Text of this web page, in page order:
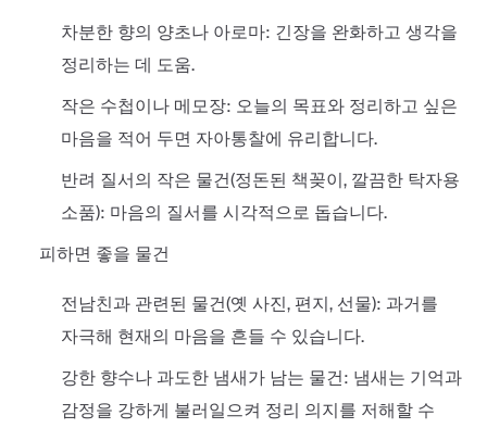
차분한 향의 양초나 아로마: 긴장을 완화하고 생각을
정리하는 데 도움.
작은 수첩이나 메모장: 오늘의 목표와 정리하고 싶은
마음을 적어 두면 자아통찰에 유리합니다.
반려 질서의 작은 물건(정돈된 책꽂이, 깔끔한 탁자용
소품): 마음의 질서를 시각적으로 돕습니다.
피하면 좋을 물건
전남친과 관련된 물건(옛 사진, 편지, 선물): 과거를
자극해 현재의 마음을 흔들 수 있습니다.
강한 향수나 과도한 냄새가 남는 물건: 냄새는 기억과
감정을 강하게 불러일으켜 정리 의지를 저해할 수